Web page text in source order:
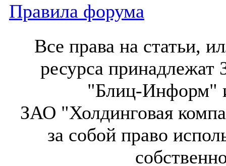
Правила форума
Все права на статьи,
ресурса
"Блиц-Информ"
ЗАО "Холдинговая
за собой право